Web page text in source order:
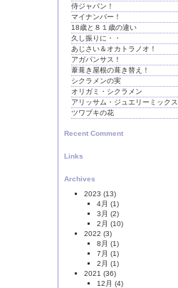
侍ジャパン！
マイナンバー！
18歳と８１歳の違い
久し振りに・・
あじさい＆オカトラノオ！
アガパンサス！
葦葺き屋根の葺き替え！
シクラメンの実
オリガミ・シクラメン
アリッサム・ジュエリーミックス
ツワブキの花
Recent Comment
Links
Archives
2023 (13)
4月 (1)
3月 (2)
2月 (10)
2022 (3)
8月 (1)
7月 (1)
2月 (1)
2021 (36)
12月 (4)